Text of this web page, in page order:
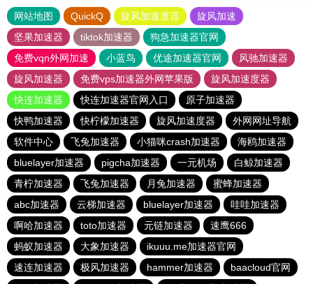
网站地图 QuickQ 旋风加速度器
旋风加速
坚果加速器
tiktok加速器
狗急加速器官网
免费vqn外网加速
小蓝鸟 优途加速器官网
风驰加速器
旋风加速器
免费vps加速器外网苹果版
旋风加速度器
快连加速器
快连加速器官网入口
原子加速器
快鸭加速器
快柠檬加速器 旋风加速度器
外网网址导航
软件中心
飞兔加速器 小猫咪crash加速器
海鸥加速器
bluelayer加速器
pigcha加速器 一元机场
白鲸加速器
青柠加速器
飞兔加速器 月兔加速器
蜜蜂加速器
abc加速器
云梯加速器 bluelayer加速器
哇哇加速器
啊哈加速器
toto加速器 元链加速器
速鹰666
蚂蚁加速器
大象加速器
ikuuu.me加速器官网
速连加速器
极风加速器 hammer加速器
baacloud官网